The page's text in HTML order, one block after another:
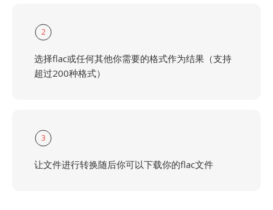
2
选择flac或任何其他你需要的格式作为结果（支持
超过200种格式）
3
让文件进行转换随后你可以下载你的flac文件